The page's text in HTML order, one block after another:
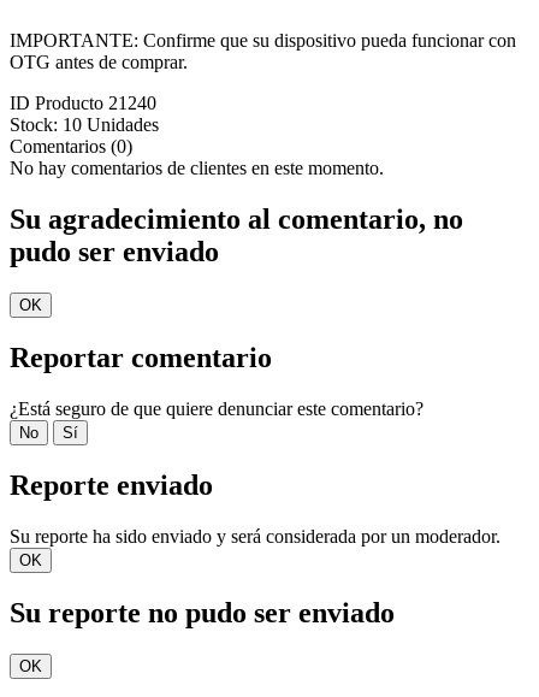
IMPORTANTE: Confirme que su dispositivo pueda funcionar con
OTG antes de comprar.
ID Producto 21240
Stock: 10 Unidades
Comentarios (0)
No hay comentarios de clientes en este momento.
Su agradecimiento al comentario, no
pudo ser enviado
OK
Reportar comentario
¿Está seguro de que quiere denunciar este comentario?
No Sí
Reporte enviado
Su reporte ha sido enviado y será considerada por un moderador.
OK
Su reporte no pudo ser enviado
OK